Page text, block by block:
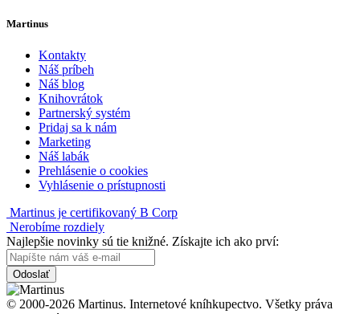
Martinus
Kontakty
Náš príbeh
Náš blog
Knihovrátok
Partnerský systém
Pridaj sa k nám
Marketing
Náš labák
Prehlásenie o cookies
Vyhlásenie o prístupnosti
Martinus je certifikovaný B Corp
Nerobíme rozdiely
Najlepšie novinky sú tie knižné. Získajte ich ako prví:
Odoslať
© 2000-2026 Martinus. Internetové kníhkupectvo. Všetky práva